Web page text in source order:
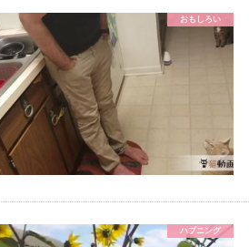
おもしろい
ハプニング